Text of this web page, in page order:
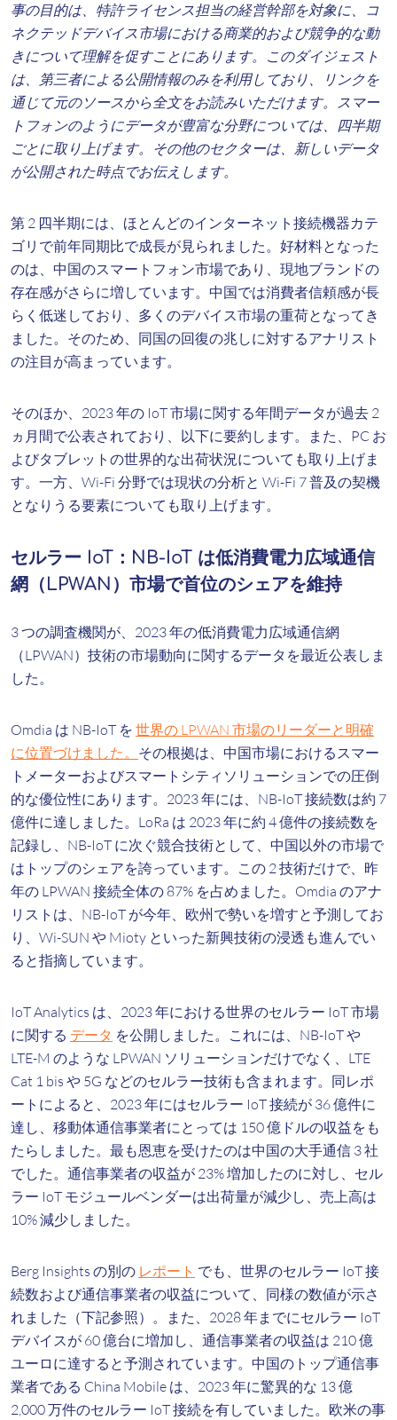
事の目的は、特許ライセンス担当の経営幹部を対象に、コ
ネクテッドデバイス市場における商業的および競争的な動
きについて理解を促すことにあります。このダイジェスト
は、第三者による公開情報のみを利用しており、リンクを
通じて元のソースから全文をお読みいただけます。スマー
トフォンのようにデータが豊富な分野については、四半期
ごとに取り上げます。その他のセクターは、新しいデータ
が公開された時点でお伝えします。
第 2 四半期には、ほとんどのインターネット接続機器カテ
ゴリで前年同期比で成長が見られました。好材料となった
のは、中国のスマートフォン市場であり、現地ブランドの
存在感がさらに増しています。中国では消費者信頼感が長
らく低迷しており、多くのデバイス市場の重荷となってき
ました。そのため、同国の回復の兆しに対するアナリスト
の注目が高まっています。
そのほか、2023 年の IoT 市場に関する年間データが過去 2
ヵ月間で公表されており、以下に要約します。また、PC お
よびタブレットの世界的な出荷状況についても取り上げま
す。一方、Wi-Fi 分野では現状の分析と Wi-Fi 7 普及の契機
となりうる要素についても取り上げます。
セルラー IoT：NB-IoT は低消費電力広域通信
網（LPWAN）市場で首位のシェアを維持
3 つの調査機関が、2023 年の低消費電力広域通信網
（LPWAN）技術の市場動向に関するデータを最近公表しま
した。
Omdia は NB-IoT を 世界の LPWAN 市場のリーダーと明確
に位置づけました。 その根拠は、中国市場におけるスマー
トメーターおよびスマートシティソリューションでの圧倒
的な優位性にあります。2023 年には、NB-IoT 接続数は約 7
億件に達しました。LoRa は 2023 年に約 4 億件の接続数を
記録し、NB-IoT に次ぐ競合技術として、中国以外の市場で
はトップのシェアを誇っています。この 2 技術だけで、昨
年の LPWAN 接続全体の 87% を占めました。Omdia のアナ
リストは、NB-IoT が今年、欧州で勢いを増すと予測してお
り、Wi-SUN や Mioty といった新興技術の浸透も進んでい
ると指摘しています。
IoT Analytics は、2023 年における世界のセルラー IoT 市場
に関する データ を公開しました。これには、NB-IoT や
LTE-M のような LPWAN ソリューションだけでなく、LTE
Cat 1 bis や 5G などのセルラー技術も含まれます。同レポ
ートによると、2023 年にはセルラー IoT 接続が 36 億件に
達し、移動体通信事業者にとっては 150 億ドルの収益をも
たらしました。最も恩恵を受けたのは中国の大手通信 3 社
でした。通信事業者の収益が 23% 増加したのに対し、セル
ラー IoT モジュールベンダーは出荷量が減少し、売上高は
10% 減少しました。
Berg Insights の別の レポート でも、世界のセルラー IoT 接
続数および通信事業者の収益について、同様の数値が示さ
れました（下記参照）。また、2028 年までにセルラー IoT
デバイスが 60 億台に増加し、通信事業者の収益は 210 億
ユーロに達すると予測されています。中国のトップ通信事
業者である China Mobile は、2023 年に驚異的な 13 億
2,000 万件のセルラー IoT 接続を有していました。欧米の事